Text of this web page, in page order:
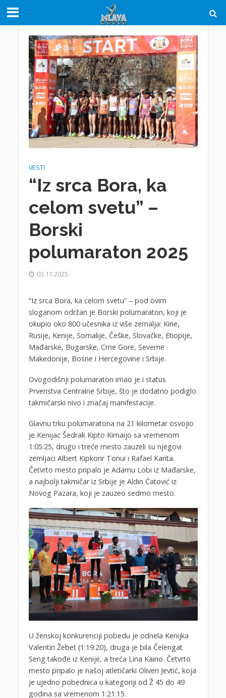
VESTI
“Iz srca Bora, ka
celom svetu” –
Borski
polumaraton 2025
03.11.2025.
“Iz srca Bora, ka celom svetu” – pod ovim
sloganom održan je Borski polumaraton, koji je
okupio oko 800 učesnika iz više zemalja: Kine,
Rusije, Kenije, Somalije, Češke, Slovačke, Etiopije,
Mađarske, Bugarske, Crne Gore, Severne
Makedonije, Bosne i Hercegovine i Srbije.
Ovogodišnji polumaraton imao je i status
Prvenstva Centralne Srbije, što je dodatno podiglo
takmičarski nivo i značaj manifestacije.
Glavnu trku polumaratona na 21 kilometar osvojio
je Kenijac Šedrak Kipto Kimaijo sa vremenom
1:05:25, drugo i treće mesto zauzeli su njegovi
zemljaci Albert Kipkorir Tonui i Rafael Karita.
Četvrto mesto pripalo je Adamu Lobi iz Mađarske,
a najbolji takmičar iz Srbije je Aldin Ćatović iz
Novog Pazara, koji je zauzeo sedmo mesto.
U ženskoj konkurenciji pobedu je odnela Kenijka
Valentin Žebet (1:19:20), druga je bila Čelengat
Seng takođe iz Kenije, a treća Lina Kaino. Četvrto
mesto pripalo je našoj atletičarki Oliveri Jevtić, koja
je ujedno pobednica u kategoriji od Ž 45 do 49
godina sa vremenom 1:21:15.